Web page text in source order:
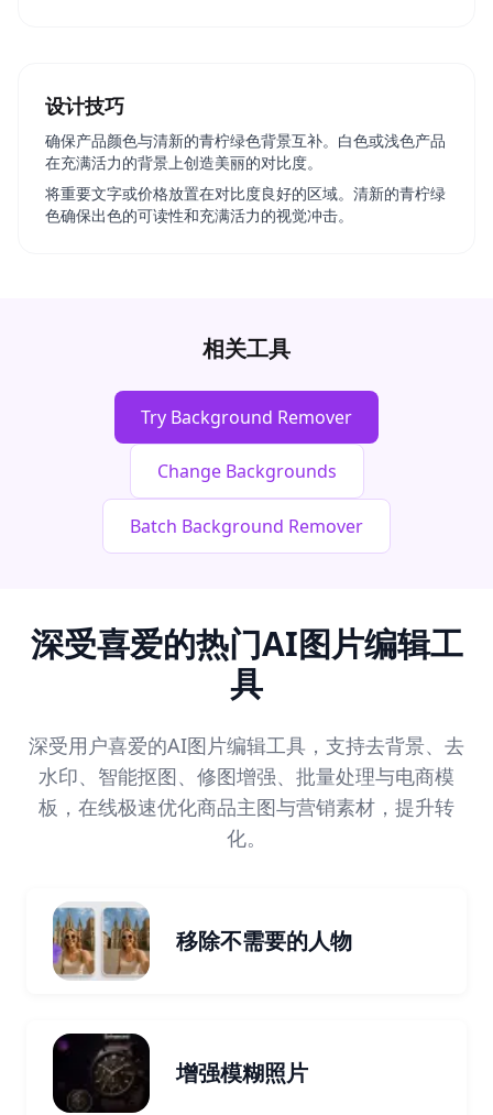
设计技巧
确保产品颜色与清新的青柠绿色背景互补。白色或浅色产品
在充满活力的背景上创造美丽的对比度。
将重要文字或价格放置在对比度良好的区域。清新的青柠绿
色确保出色的可读性和充满活力的视觉冲击。
相关工具
Try Background Remover
Change Backgrounds
Batch Background Remover
深受喜爱的热门AI图片编辑工
具
深受用户喜爱的AI图片编辑工具，支持去背景、去
水印、智能抠图、修图增强、批量处理与电商模
板，在线极速优化商品主图与营销素材，提升转
化。
移除不需要的人物
增强模糊照片